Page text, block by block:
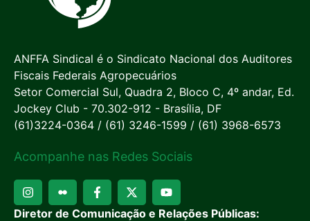
ANFFA Sindical é o Sindicato Nacional dos Auditores
Fiscais Federais Agropecuários
Setor Comercial Sul, Quadra 2, Bloco C, 4º andar, Ed.
Jockey Club - 70.302-912 - Brasília, DF
(61)3224-0364 / (61) 3246-1599 / (61) 3968-6573
Acompanhe nas Redes Sociais
Diretor de Comunicação e Relações Públicas: